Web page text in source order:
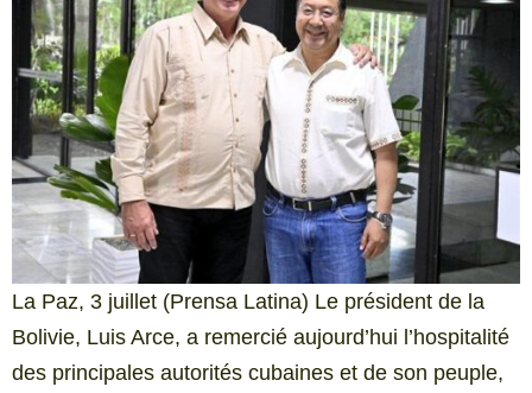
La Paz, 3 juillet (Prensa Latina) Le président de la
Bolivie, Luis Arce, a remercié aujourd’hui l’hospitalité
des principales autorités cubaines et de son peuple,